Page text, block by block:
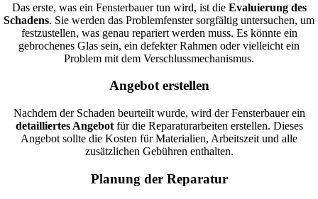
Das erste, was ein Fensterbauer tun wird, ist die Evaluierung des
Schadens. Sie werden das Problemfenster sorgfältig untersuchen, um
festzustellen, was genau repariert werden muss. Es könnte ein
gebrochenes Glas sein, ein defekter Rahmen oder vielleicht ein
Problem mit dem Verschlussmechanismus.
Angebot erstellen
Nachdem der Schaden beurteilt wurde, wird der Fensterbauer ein
detailliertes Angebotfür die Reparaturarbeiten erstellen. Dieses
Angebot sollte die Kosten für Materialien, Arbeitszeit und alle
zusätzlichen Gebühren enthalten.
Planung der Reparatur